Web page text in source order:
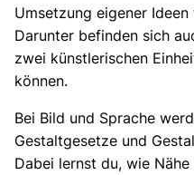
Umsetzung eigener
Darunter befinden sich
zwei künstlerischen
können.
Bei Bild und Sprache
Gestaltgesetze und
Dabei lernst du, wie